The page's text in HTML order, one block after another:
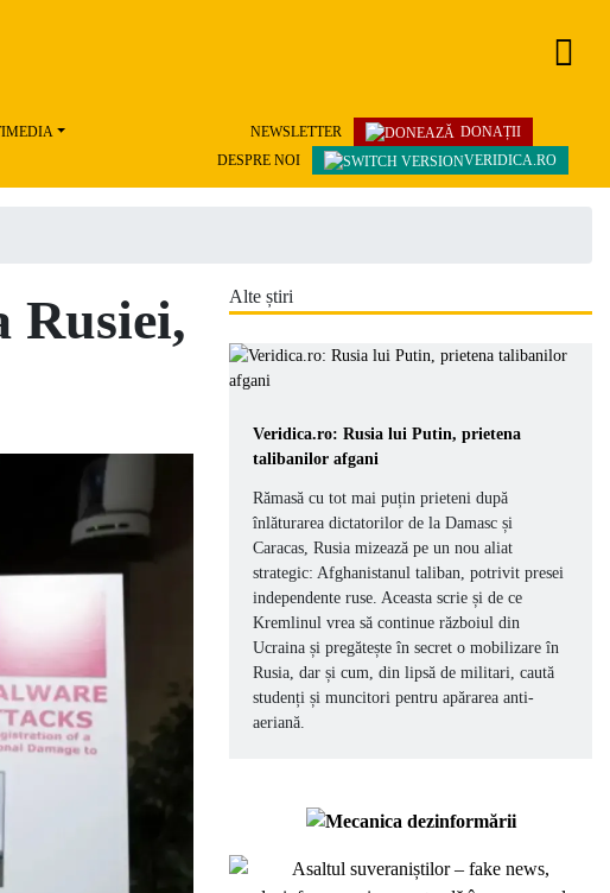
DONAȚII
NEWSLETTER
VERIDICA.RO
DESPRE NOI
Rusiei,
Alte știri
Veridica.ro: Rusia lui Putin, prietena
talibanilor afgani
Rămasă cu tot mai puțin prieteni după
înlăturarea dictatorilor de la Damasc și
Caracas, Rusia mizează pe un nou aliat
strategic: Afghanistanul taliban, potrivit presei
independente ruse. Aceasta scrie și de ce
Kremlinul vrea să continue războiul din
Ucraina și pregătește în secret o mobilizare în
Rusia, dar și cum, din lipsă de militari, caută
studenți și muncitori pentru apărarea anti-
aeriană.